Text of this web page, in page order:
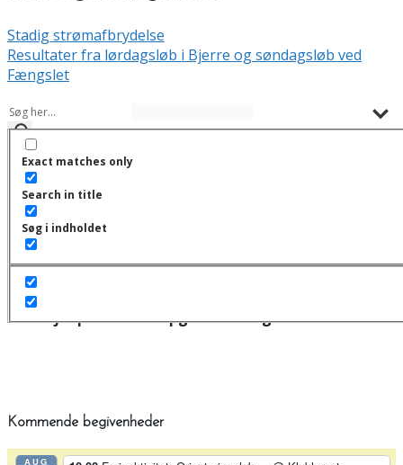
Stadig strømafbrydelse
Resultater fra lørdagsløb i Bjerre og søndagsløb ved
Fængslet
Exact matches only
Search in title
Søg i indholdet
Åbne løb
Der er ingen kommende begivenheder.
Hjælp din klub - opgave oversigt!
Kommende begivenheder
AUG